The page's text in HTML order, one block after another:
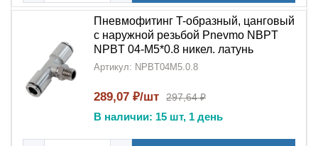
В системах распределения сжатого воздуха
В пневмоавтоматике и управляющих системах
В станочном оборудовании и технологических
установках
5 причин выбрать NPBT:
Пневмофитинг T-образный, цанговый
с наружной резьбой Pnevmo NBPT
NPBT 04-M5*0.8 никел. латунь
Артикул: NPBT04M5.0.8
289,07 ₽/шт 297,64 ₽
В наличии: 15 шт, 1 день